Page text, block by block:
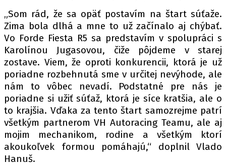
Máte příběh, fotku nebo video?
Pošlete e-mail na autoroad.cz
ETICKÝ KODEX
KONTAKT
VYDAVATEL
INZERCE
OSOBNÍ ÚDAJE / COOKIES
„Som rád, že sa opäť postavím na štart súťaže.
Zima bola dlhá a mne to už začínalo aj chýbať.
Vo Forde Fiesta R5 sa predstavím v spolupráci s
Karolínou Jugasovou, čiže pôjdeme v starej
zostave. Viem, že oproti konkurencii, ktorá je už
poriadne rozbehnutá sme v určitej nevýhode, ale
nám to vôbec nevadí. Podstatné pre nás je
poriadne si užiť súťaž, ktorá je síce kratšia, ale o
to krajšia. Vďaka za tento štart samozrejme patrí
všetkým partnerom VH Autoracing Teamu, ale aj
mojim mechanikom, rodine a všetkým ktorí
akoukoľvek formou pomáhajú,“ doplnil Vlado
Hanuš.